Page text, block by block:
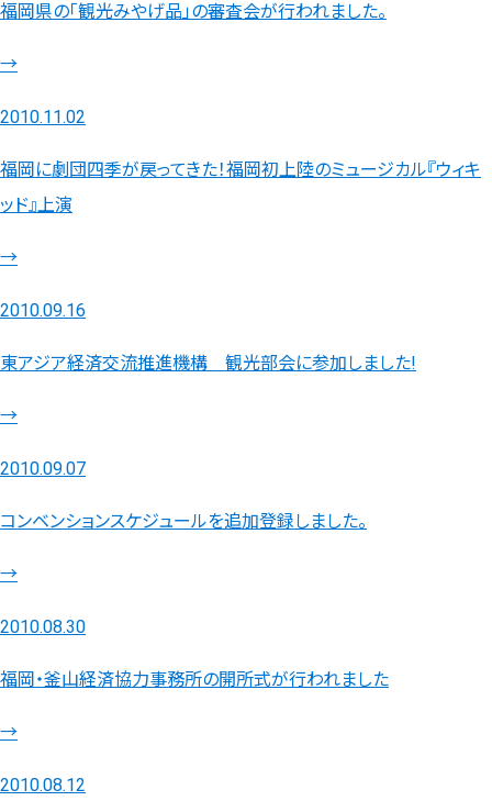
福岡県の「観光みやげ品」の審査会が行われました。
→
2010.11.02
福岡に劇団四季が戻ってきた！福岡初上陸のミュージカル『ウィキ
ッド』上演
→
2010.09.16
東アジア経済交流推進機構 観光部会に参加しました!
→
2010.09.07
コンベンションスケジュールを追加登録しました。
→
2010.08.30
福岡・釜山経済協力事務所の開所式が行われました
→
2010.08.12